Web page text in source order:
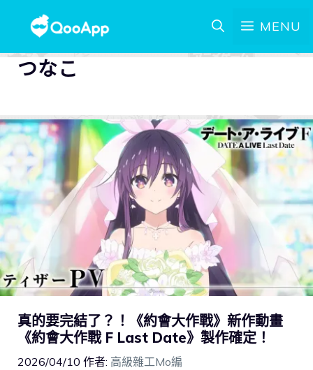
MENU
つなこ
真的要完結了？！《約會大作戰》新作動畫
《約會大作戰 F Last Date》製作確定！
2026/04/10 作者: 高級雜工Mo編